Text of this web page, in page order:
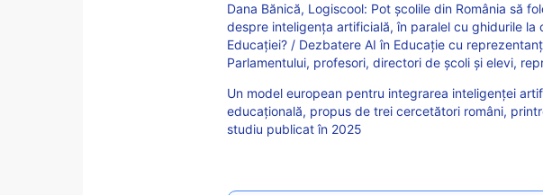
Dana Bănică, Logiscool: Pot școlile din România să
despre inteligența artificială, în paralel cu ghidurile la
Educației? / Dezbatere AI în Educație cu
Parlamentului, profesori, directori de școli și elevi,
Un model european pentru integrarea inteligenței
educațională, propus de trei cercetători români,
studiu publicat în 2025